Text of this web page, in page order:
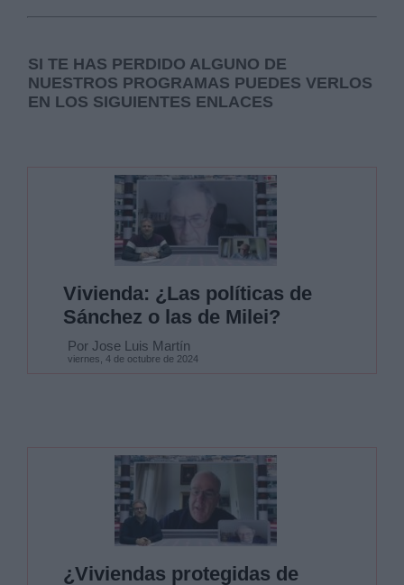
SI TE HAS PERDIDO ALGUNO DE
NUESTROS PROGRAMAS PUEDES VERLOS
EN LOS SIGUIENTES ENLACES
Vivienda: ¿Las políticas de
Sánchez o las de Milei?
Por Jose Luis Martín
viernes, 4 de octubre de 2024
¿Viviendas protegidas de